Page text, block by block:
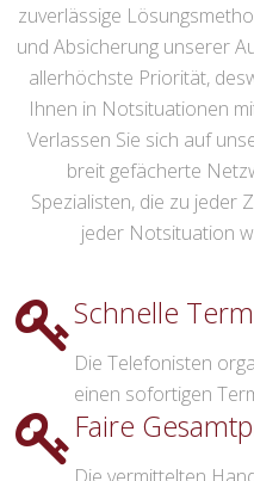
zuverlässige
und Absicherung unserer
allerhöchste Priorität,
Ihnen in Notsituationen
Verlassen Sie sich auf
breit gefächerte
Spezialisten, die zu jeder
jeder Notsituation
Schnelle
Die Telefonisten
einen sofortigen
Faire